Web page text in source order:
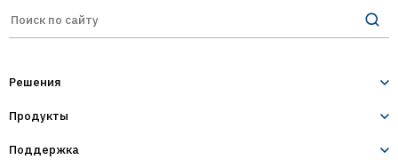
Решения
Лицензирование и защита ПО
Продукты
Guardant Sign
Поддержка